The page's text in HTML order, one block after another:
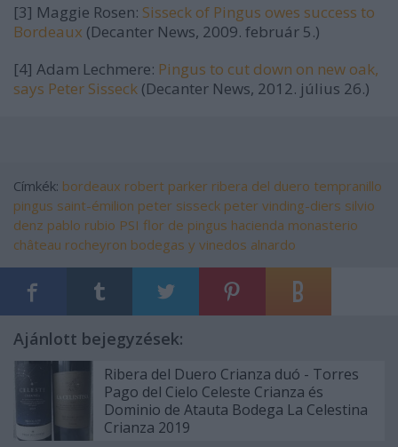
[3] Maggie Rosen: Sisseck of Pingus owes success to
Bordeaux (Decanter News, 2009. február 5.)
[4] Adam Lechmere: Pingus to cut down on new oak,
says Peter Sisseck (Decanter News, 2012. július 26.)
Címkék: bordeaux robert parker ribera del duero tempranillo
pingus saint-émilion peter sisseck peter vinding-diers silvio
denz pablo rubio PSI flor de pingus hacienda monasterio
château rocheyron bodegas y vinedos alnardo
Ajánlott bejegyzések:
Ribera del Duero Crianza duó - Torres
Pago del Cielo Celeste Crianza és
Dominio de Atauta Bodega La Celestina
Crianza 2019